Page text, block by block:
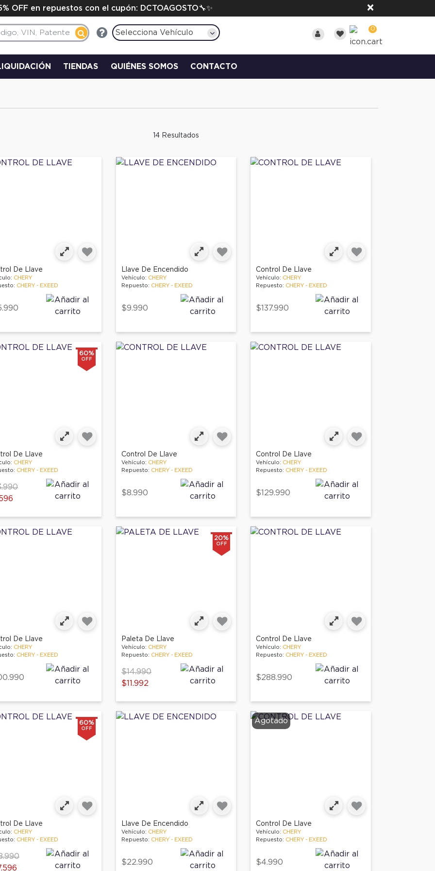
OFF en repuestos con el cupón: DCTOAGOSTO🔧✨ ×
Selecciona Vehículo 0
TIENDAS QUIÉNES SOMOS CONTACTO
14 Resultados
De Llave
CHERY
CHERY - EXEED
Llave De Encendido
Vehículo: CHERY
Repuesto: CHERY - EXEED
$9.990
Control De Llave
Vehículo: CHERY
Repuesto: CHERY - EXEED
$137.990
60%
OFF
De Llave
CHERY
CHERY - EXEED
reduced from
to
Control De Llave
Vehículo: CHERY
Repuesto: CHERY - EXEED
$8.990
Control De Llave
Vehículo: CHERY
Repuesto: CHERY - EXEED
$129.990
De Llave
CHERY
CHERY - EXEED
20%
OFF
Paleta De Llave
Vehículo: CHERY
Repuesto: CHERY - EXEED
Price reduced from
$14.990to
$11.992
Control De Llave
Vehículo: CHERY
Repuesto: CHERY - EXEED
$288.990
60%
OFF
De Llave
CHERY
CHERY - EXEED
reduced from
to
Llave De Encendido
Vehículo: CHERY
Repuesto: CHERY - EXEED
$22.990
Agotado
Control De Llave
Vehículo: CHERY
Repuesto: CHERY - EXEED
$4.990